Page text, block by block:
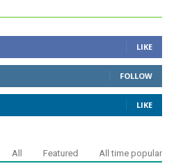
LIKE
FOLLOW
LIKE
All Featured All time popular